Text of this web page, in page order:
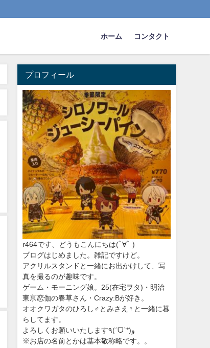
ホーム コンタクト
プロフィール
r464です、どうもこんにちは(ﾟ∀ﾟ )
ブログはじめました。雑記ですけど。
アクリルスタンドと一緒にお出かけして、写
真を撮るのが趣味です。
ゲーム・モーニング娘。25(在宅ヲタ)・明治
東亰恋伽の春草さん・Crazy:Bが好き。
オオクワガタのひろし♂とみさえ♀と一緒に暮
らしてます。
よろしくお願いいたします٩(ˊᗜˋ*)و
※お店の名前とかは基本敬称略です。。